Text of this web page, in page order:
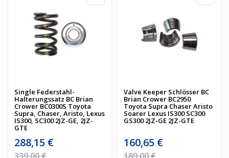
Single Federstahl-
Halterungssatz BC Brian
Crower BC0300S Toyota
Supra, Chaser, Aristo, Lexus
IS300, SC300 2JZ-GE, 2JZ-
GTE
Sonderpreis
288,15 €
Regulärer Preis
Valve Keeper Schlösser BC
Brian Crower BC2950
Toyota Supra Chaser Aristo
Soarer Lexus IS300 SC300
GS300 2JZ-GE 2JZ-GTE
Sonderpreis
160,65 €
Regulärer Preis